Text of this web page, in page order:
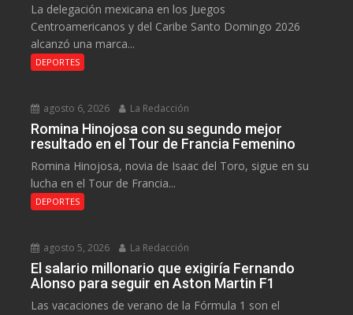
La delegación mexicana en los Juegos
Centroamericanos y del Caribe Santo Domingo 2026
alcanzó una marca...
DEPORTES
agosto 6, 2026 La Redacción
Romina Hinojosa con su segundo mejor
resultado en el Tour de Francia Femenino
Romina Hinojosa, novia de Isaac del Toro, sigue en su
lucha en el Tour de Francia...
DEPORTES
agosto 5, 2026 La Redacción
El salario millonario que exigiría Fernando
Alonso para seguir en Aston Martin F1
Las vacaciones de verano de la Fórmula 1 son el